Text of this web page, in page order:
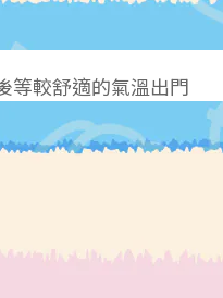
等較舒適的氣溫出門